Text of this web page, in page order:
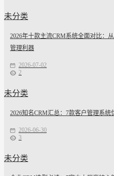
未分类
2026年十款主流CRM系统全面对比：
管理利器
2026-07-02
2
未分类
2026知名CRM汇总：7款客户管理系统
2026-06-30
3
未分类